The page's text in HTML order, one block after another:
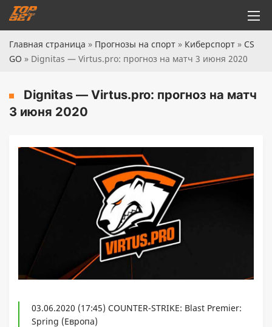
Главная страница » Прогнозы на спорт » Киберспорт » CS
GO » Dignitas — Virtus.pro: прогноз на матч 3 июня 2020
Dignitas — Virtus.pro: прогноз на матч
3 июня 2020
03.06.2020 (17:45) COUNTER-STRIKE: Blast Premier:
Spring (Европа)